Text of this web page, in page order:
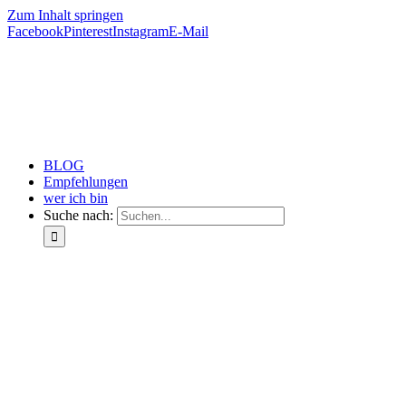
Zum Inhalt springen
FacebookPinterestInstagramE-Mail
BLOG
Empfehlungen
wer ich bin
Suche nach: